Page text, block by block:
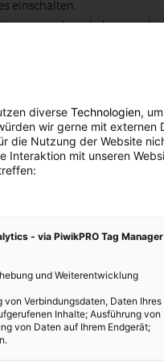
einschalten.
auch umkehren und
für Familienmitglieder
sollte man aber bitte nur
kann ihn folglich überall
erfolgt über Mail und
über die
in meinem Büro ein.
ob ich die Lötstation
abgesehen von der
sie über Nacht durchläuft.
zusehen. Mit dem
und (wenn notwendig)
diverse Technologien,
wir gerne mit externen
die Nutzung der Website
Interaktion mit unseren
- via PiwikPRO Tag Manager
und Weiterentwicklung
von Verbindungsdaten, Daten Ihres
Inhalte; Ausführung von
von Daten auf Ihrem Endgerät;